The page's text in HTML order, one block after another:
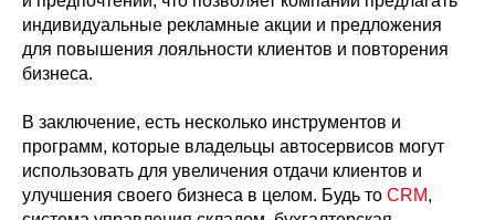
индивидуальные рекламные акции и предложения
для повышения лояльности клиентов и повторения
бизнеса.
В заключение, есть несколько инструментов и
программ, которые владельцы автосервисов могут
использовать для увеличения отдачи клиентов и
улучшения своего бизнеса в целом. Будь то CRM,